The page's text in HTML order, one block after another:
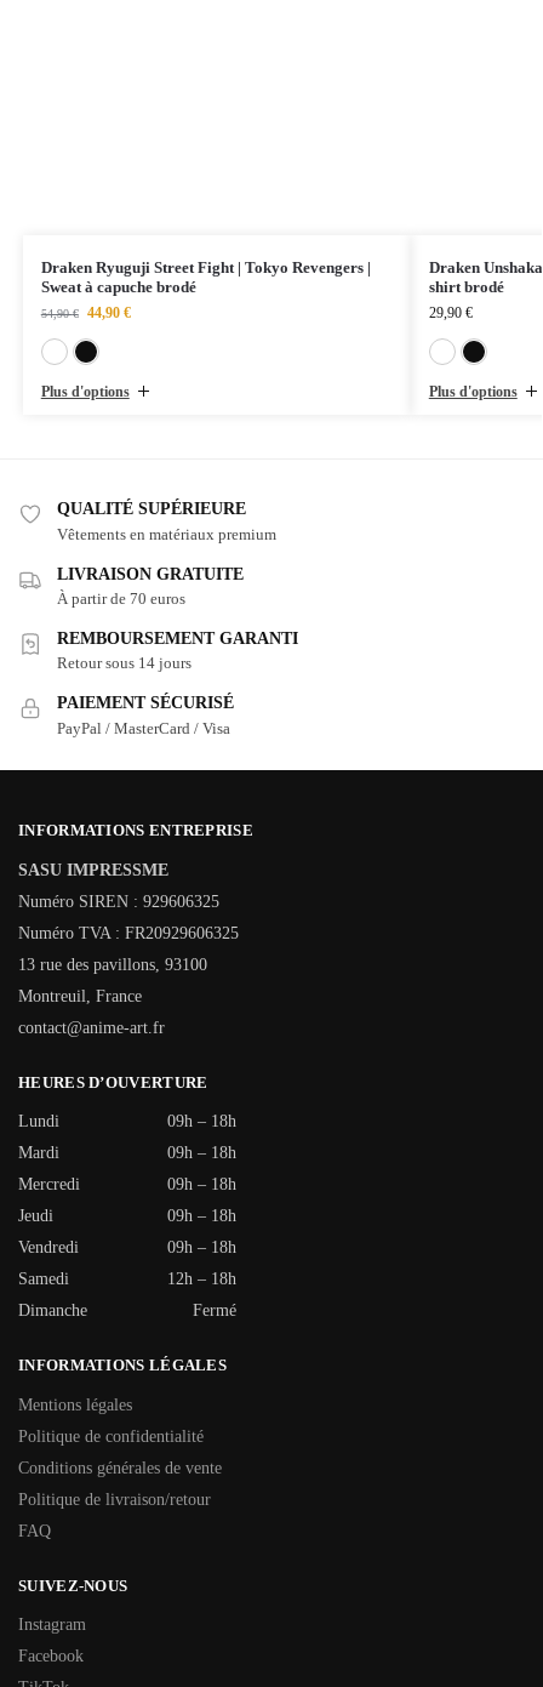
Draken Ryuguji Street Fight | Tokyo Revengers |
Sweat à capuche brodé
54,90€ 44,90 €
Plus d'options
Draken
shirt brodé
29,90 €
Plus d'options
QUALITÉ SUPÉRIEURE
Vêtements en matériaux premium
LIVRAISON GRATUITE
À partir de 70 euros
REMBOURSEMENT GARANTI
Retour sous 14 jours
PAIEMENT SÉCURISÉ
PayPal / MasterCard / Visa
INFORMATIONS ENTREPRISE
SASU IMPRESSME
Numéro SIREN : 929606325
Numéro TVA : FR20929606325
13 rue des pavillons, 93100
Montreuil, France
contact@anime-art.fr
HEURES D’OUVERTURE
Lundi
09h – 18h
Mardi
09h – 18h
Mercredi
09h – 18h
Jeudi
09h – 18h
Vendredi
09h – 18h
Samedi
12h – 18h
Dimanche
Fermé
INFORMATIONS LÉGALES
Mentions légales
Politique de confidentialité
Conditions générales de vente
Politique de livraison/retour
FAQ
SUIVEZ-NOUS
Instagram
Facebook